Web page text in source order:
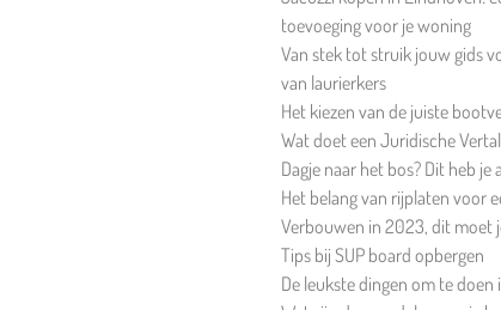
toevoeging voor je woning
Van stek tot struik jouw gids
van laurierkers
Het kiezen van de juiste
Wat doet een Juridische
Dagje naar het bos? Dit heb je
Het belang van rijplaten voor
Verbouwen in 2023, dit moet
Tips bij SUP board opbergen
De leukste dingen om te doen